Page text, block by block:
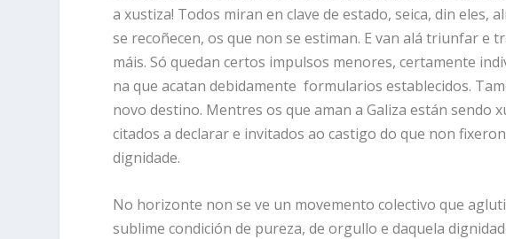
a xustiza! Todos miran en clave de estado, seica, din eles,
se recoñecen, os que non se estiman. E van alá triunfar e
máis. Só quedan certos impulsos menores, certamente
na que acatan debidamente formularios establecidos.
novo destino. Mentres os que aman a Galiza están sendo
citados a declarar e invitados ao castigo do que non
dignidade.
No horizonte non se ve un movemento colectivo que
sublime condición de pureza, de orgullo e daquela